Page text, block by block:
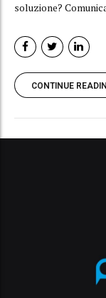
soluzione?
CONTINUE